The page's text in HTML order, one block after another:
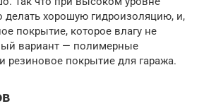
делать хорошую гидроизоляцию, и,
покрытие, которое влагу не
вариант — полимерные
покрытие для гаража.